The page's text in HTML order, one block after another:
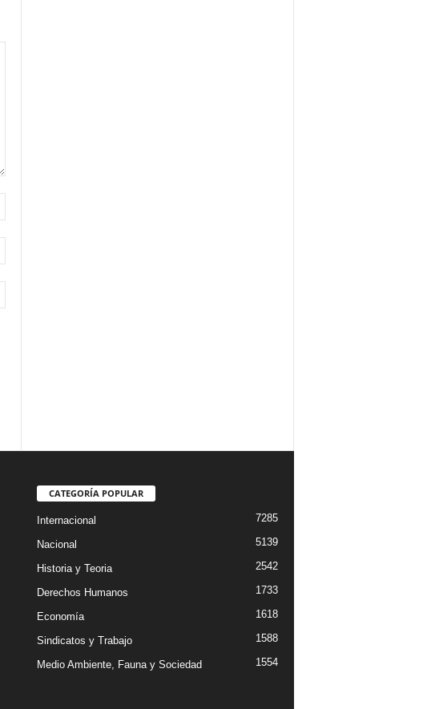
CATEGORÍA POPULAR
Internacional 7285
Nacional 5139
Historia y Teoria 2542
Derechos Humanos 1733
Economía 1618
Sindicatos y Trabajo 1588
Medio Ambiente, Fauna y Sociedad 1554